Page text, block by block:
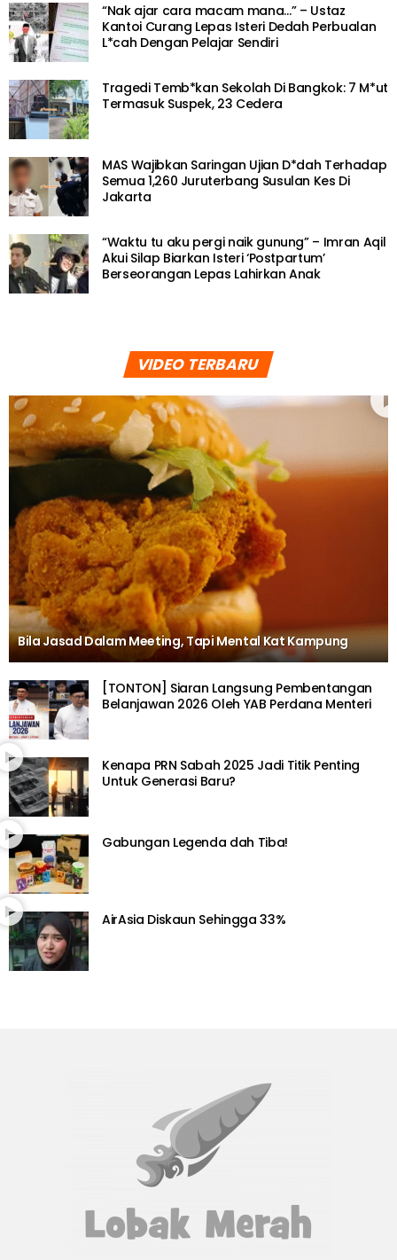
“Nak ajar cara macam mana…” – Ustaz
Kantoi Curang Lepas Isteri Dedah Perbualan
L*cah Dengan Pelajar Sendiri
Tragedi Temb*kan Sekolah Di Bangkok: 7 M*ut
Termasuk Suspek, 23 Cedera
MAS Wajibkan Saringan Ujian D*dah Terhadap
Semua 1,260 Juruterbang Susulan Kes Di
Jakarta
“Waktu tu aku pergi naik gunung” – Imran Aqil
Akui Silap Biarkan Isteri ‘Postpartum’
Berseorangan Lepas Lahirkan Anak
VIDEO TERBARU
Bila Jasad Dalam Meeting, Tapi Mental Kat Kampung
[TONTON] Siaran Langsung Pembentangan
Belanjawan 2026 Oleh YAB Perdana Menteri
Kenapa PRN Sabah 2025 Jadi Titik Penting
Untuk Generasi Baru?
Gabungan Legenda dah Tiba!
AirAsia Diskaun Sehingga 33%